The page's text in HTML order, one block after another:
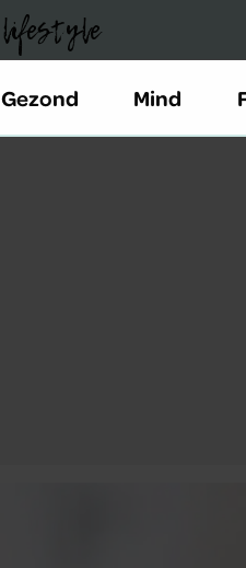
Gezond Mind